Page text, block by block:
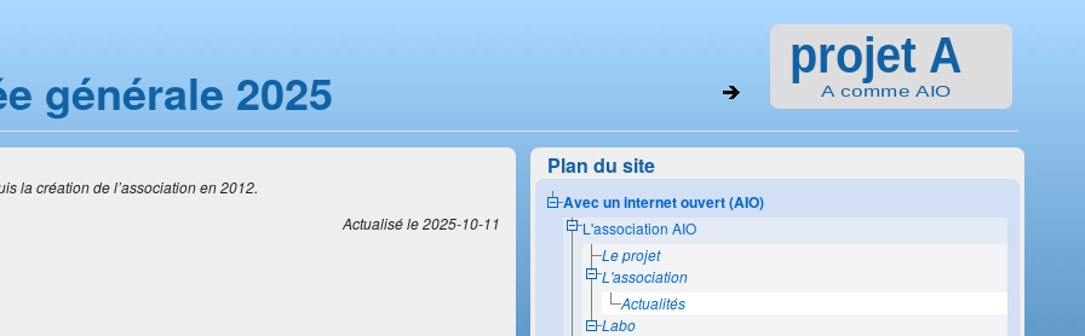
générale 2025
la création de l’association en 2012.
Actualisé le 2025-10-11
Plan du site
Avec un internet ouvert (AIO)
L'association AIO
Le projet
L'association
Actualités
Labo